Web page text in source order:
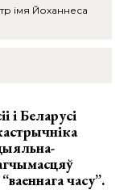
імя Йоханнеса
і Беларусі
часу”.